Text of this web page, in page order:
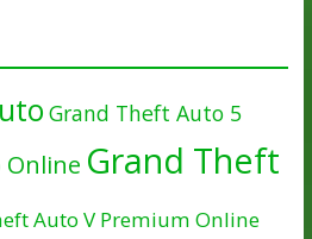
Grand Theft Auto 5
Grand Theft
Auto V Premium Online